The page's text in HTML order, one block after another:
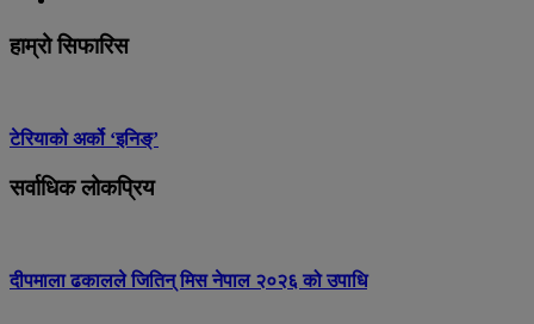
हाम्रो सिफारिस
टेरियाको अर्को ‘इनिङ्’
सर्वाधिक लोकप्रिय
दीपमाला ढकालले जितिन् मिस नेपाल २०२६ को उपाधि